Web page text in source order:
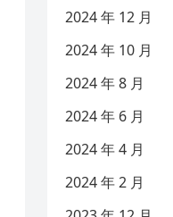
2024 年 12 月
2024 年 10 月
2024 年 8 月
2024 年 6 月
2024 年 4 月
2024 年 2 月